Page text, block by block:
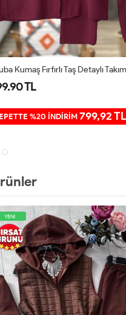
TL
%20 İNDİRİM 799,92 TL
YENİ